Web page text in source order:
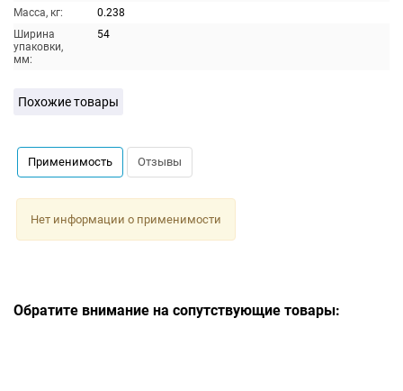
Масса, кг:
0.238
Ширина
упаковки,
мм:
54
Похожие товары
Применимость Отзывы
Нет информации о применимости
Обратите внимание на сопутствующие товары: